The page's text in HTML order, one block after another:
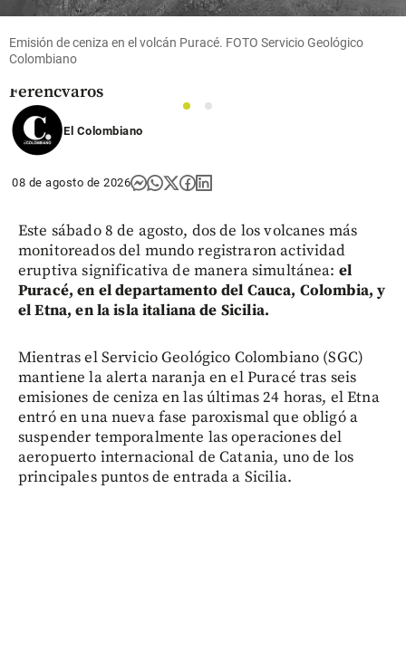
debutó: vea
los goles del
Real
Ferencvaros
share
Emisión de ceniza en el volcán Puracé. FOTO Servicio Geológico
Colombiano
1
2
El Colombiano
08 de agosto de 2026
Este sábado 8 de agosto, dos de los volcanes más
monitoreados del mundo registraron actividad
eruptiva significativa de manera simultánea: el
Puracé, en el departamento del Cauca, Colombia, y
el Etna, en la isla italiana de Sicilia.
Mientras el Servicio Geológico Colombiano (SGC)
mantiene la alerta naranja en el Puracé tras seis
emisiones de ceniza en las últimas 24 horas, el Etna
entró en una nueva fase paroxismal que obligó a
suspender temporalmente las operaciones del
aeropuerto internacional de Catania, uno de los
principales puntos de entrada a Sicilia.